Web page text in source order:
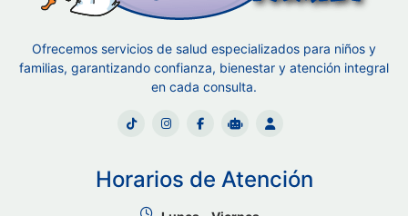
Ofrecemos servicios de salud especializados para niños y
familias, garantizando confianza, bienestar y atención integral
en cada consulta.
Horarios de Atención